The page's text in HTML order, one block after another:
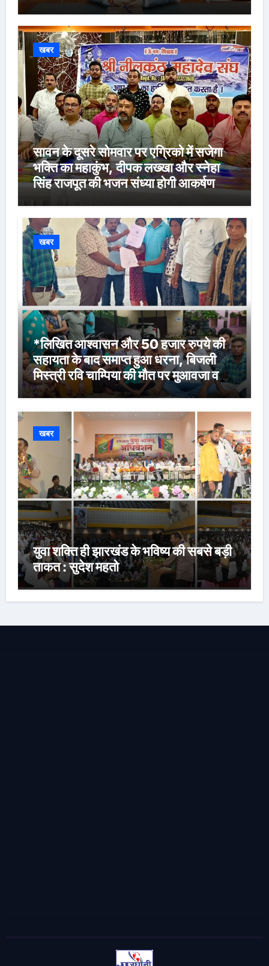
खबर
सावन के दूसरे सोमवार पर एग्रिको में सजेगा
भक्ति का महाकुंभ, दीपक लख्खा और स्नेहा
सिंह राजपूत की भजन संध्या होगी आकर्षण
खबर
*लिखित आश्वासन और 50 हजार रुपये की
सहायता के बाद समाप्त हुआ धरना, बिजली
मिस्त्री रवि चाम्पिया की मौत पर मुआवजा व
नौकरी की मांग*
खबर
युवा शक्ति ही झारखंड के भविष्य की सबसे बड़ी
ताकत : सुदेश महतो